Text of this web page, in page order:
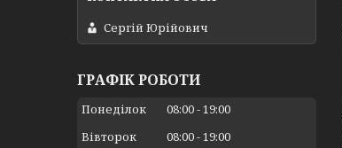
Сергій Юрійович
ГРАФІК РОБОТИ
Понеділок 08:00 19:00
Вівторок
08:00 19:00